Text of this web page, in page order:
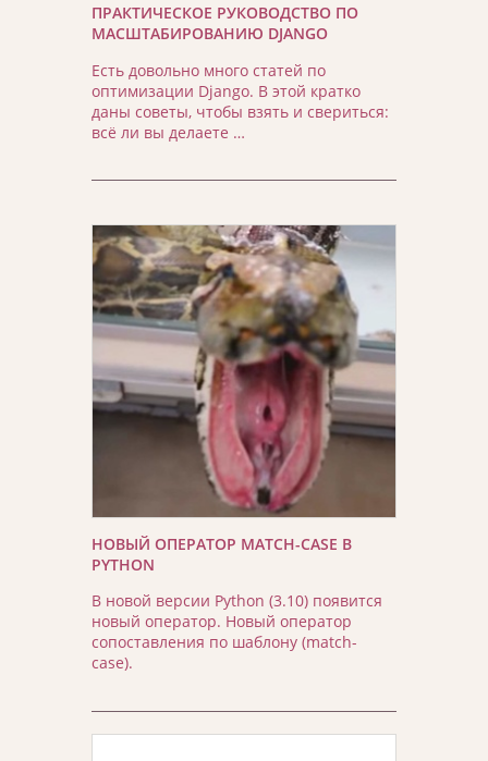
ПРАКТИЧЕСКОЕ РУКОВОДСТВО ПО
МАСШТАБИРОВАНИЮ DJANGO
Есть довольно много статей по
оптимизации Django. В этой кратко
даны советы, чтобы взять и свериться:
всё ли вы делаете …
НОВЫЙ ОПЕРАТОР MATCH-CASE В
PYTHON
В новой версии Python (3.10) появится
новый оператор. Новый оператор
сопоставления по шаблону (match-
case).